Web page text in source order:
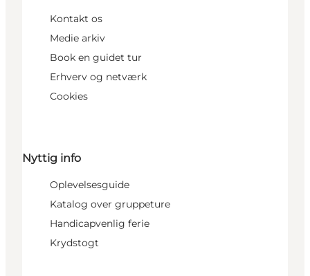
Kontakt os
Medie arkiv
Book en guidet tur
Erhverv og netværk
Cookies
Nyttig info
Oplevelsesguide
Katalog over gruppeture
Handicapvenlig ferie
Krydstogt